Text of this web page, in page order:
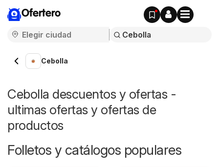
Ofertero
Cebolla
Cebolla descuentos y ofertas -
ultimas ofertas y ofertas de
productos
Folletos y catálogos populares